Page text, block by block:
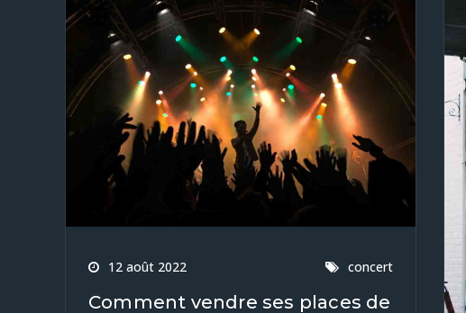
12 août 2022 concert
Comment vendre ses places de